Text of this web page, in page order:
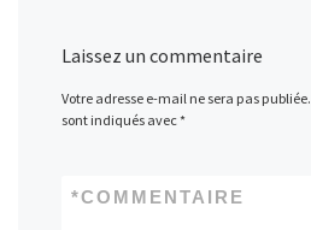
Laissez un commentaire
Votre adresse e-mail ne sera pas publiée.
sont indiqués avec*
COMMENTAIRE
*